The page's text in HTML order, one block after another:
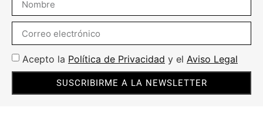
Acepto la Política de Privacidad y el Aviso Legal
SUSCRIBIRME A LA NEWSLETTER